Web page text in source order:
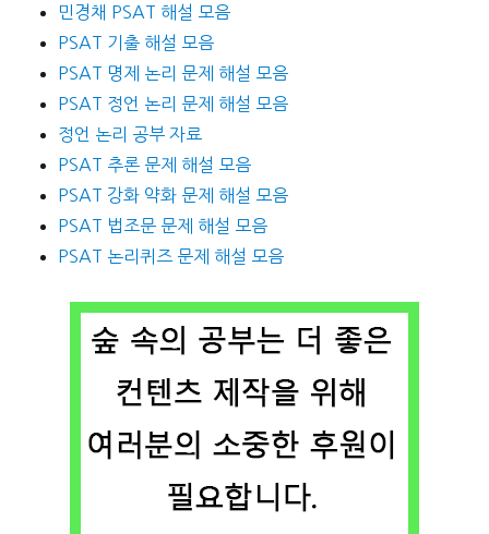
민경채 PSAT 해설 모음
PSAT 기출 해설 모음
PSAT 명제 논리 문제 해설 모음
PSAT 정언 논리 문제 해설 모음
정언 논리 공부 자료
PSAT 추론 문제 해설 모음
PSAT 강화 약화 문제 해설 모음
PSAT 법조문 문제 해설 모음
PSAT 논리퀴즈 문제 해설 모음